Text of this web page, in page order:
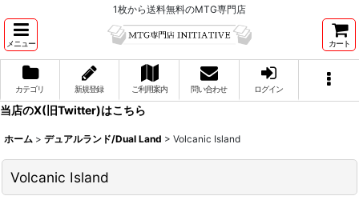
1枚から送料無料のMTG専門店
メニュー カート
カテゴリ 新規登録 ご利用案内 問い合わせ ログイン
当店のX(旧Twitter)はこちら
ホーム > デュアルランド/Dual Land > Volcanic Island
Volcanic Island